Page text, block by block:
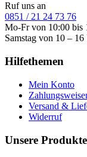
Ruf uns an
0851 / 21 24 73 76
Mo-Fr von 10:00 bis
Samstag von 10 –
Hilfethemen
Mein Konto
Versand &
Widerruf
Unsere Produkte